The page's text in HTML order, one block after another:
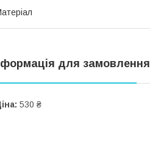
для замовлення
530 ₴